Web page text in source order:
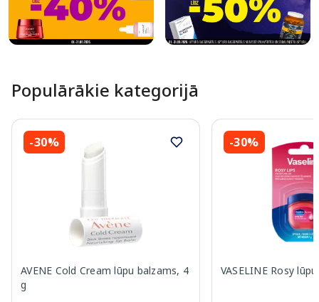
Populārākie kategorijā
-30%
AVENE Cold Cream lūpu balzams, 4
g
-30%
VASELINE Rosy